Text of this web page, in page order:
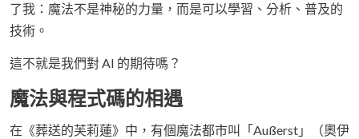
了我：魔法不是神秘的力量，而是可以學習、分析、普及的
技術。
這不就是我們對 AI 的期待嗎？
魔法與程式碼的相遇
在《葬送的芙莉蓮》中，有個魔法都市叫「Außerst」（奧伊